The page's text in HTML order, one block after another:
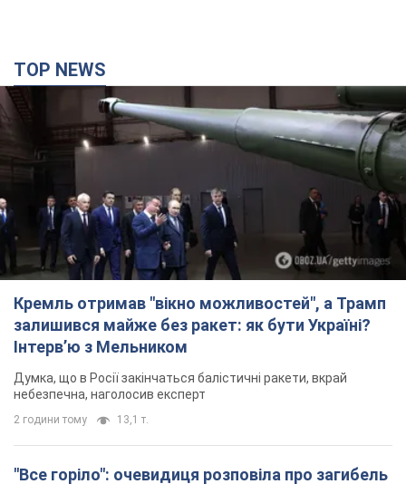
TOP NEWS
Кремль отримав "вікно можливостей", а Трамп
залишився майже без ракет: як бути Україні?
Інтерв’ю з Мельником
Думка, що в Росії закінчаться балістичні ракети, вкрай
небезпечна, наголосив експерт
2 години тому 13,1 т.
"Все горіло": очевидиця розповіла про загибель